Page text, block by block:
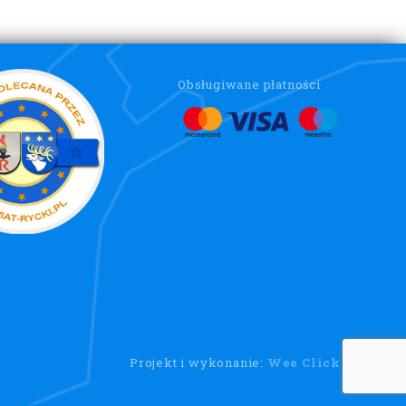
Obsługiwane płatności
Projekt i wykonanie: Wee Click